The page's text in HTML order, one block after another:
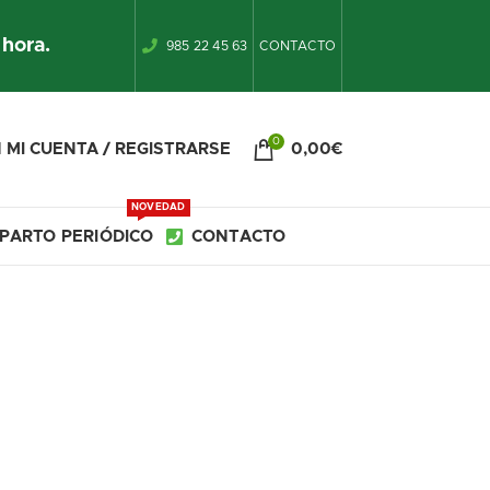
985 22 45 63 CONTACTO
MI CUENTA / REGISTRARSE
0
0,00€
PERIÓDICO
NOVEDAD
CONTACTO